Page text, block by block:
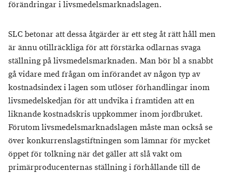
förändringar i livsmedelsmarknadslagen.
SLC betonar att dessa åtgärder är ett steg åt rätt håll men
är ännu otillräckliga för att förstärka odlarnas svaga
ställning på livsmedelsmarknaden. Man bör bl a snabbt
gå vidare med frågan om införandet av någon typ av
kostnadsindex i lagen som utlöser förhandlingar inom
livsmedelskedjan för att undvika i framtiden att en
liknande kostnadskris uppkommer inom jordbruket.
Förutom livsmedelsmarknadslagen måste man också se
över konkurrenslagstiftningen som lämnar för mycket
öppet för tolkning när det gäller att slå vakt om
primärproducenternas ställning i förhållande till de